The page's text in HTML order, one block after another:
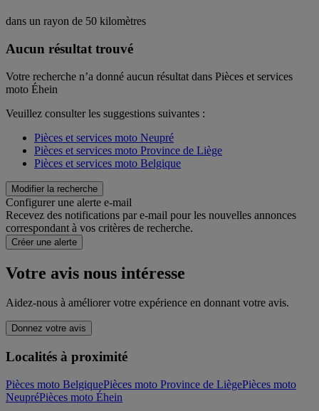
dans un rayon de 50 kilomètres
Aucun résultat trouvé
Votre recherche n’a donné aucun résultat dans Pièces et services
moto Éhein
Veuillez consulter les suggestions suivantes :
Pièces et services moto Neupré
Pièces et services moto Province de Liège
Pièces et services moto Belgique
Modifier la recherche
Configurer une alerte e-mail
Recevez des notifications par e-mail pour les nouvelles annonces
correspondant à vos critères de recherche.
Créer une alerte
Votre avis nous intéresse
Aidez-nous à améliorer votre expérience en donnant votre avis.
Donnez votre avis
Localités à proximité
Pièces moto BelgiquePièces moto Province de LiègePièces moto
NeupréPièces moto Éhein